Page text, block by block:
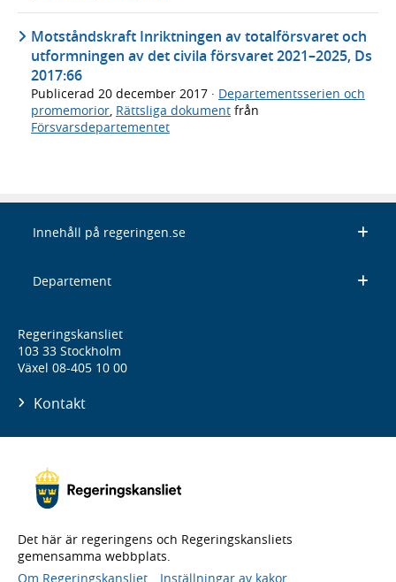
Motståndskraft Inriktningen av totalförsvaret och
utformningen av det civila försvaret 2021–2025, Ds
2017:66
Publicerad 20 december 2017 · Departementsserien och
promemorior, Rättsliga dokument från
Försvarsdepartementet
Innehåll på regeringen.se
Departement
Regeringskansliet
103 33 Stockholm
Växel 08-405 10 00
Kontakt
Det här är regeringens och Regeringskansliets
gemensamma webbplats.
Om Regeringskansliet
Inställningar av kakor